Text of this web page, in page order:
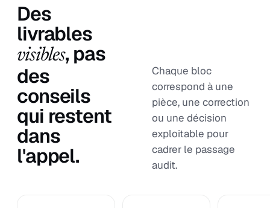
Des
livrables
visibles, pas
des
conseils
qui restent
dans
l'appel.
Chaque bloc
correspond à une
pièce, une correction
ou une décision
exploitable pour
cadrer le passage
audit.